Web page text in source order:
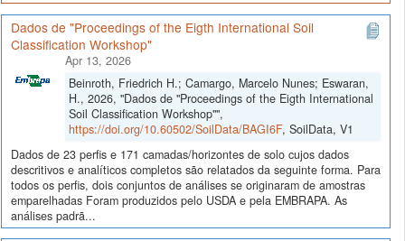
Dados de "Proceedings of the Eigth International Soil
Classification Workshop"
Apr 13, 2026
Beinroth, Friedrich H.; Camargo, Marcelo Nunes; Eswaran,
H., 2026, "Dados de "Proceedings of the Eigth International
Soil Classification Workshop"",
https://doi.org/10.60502/SoilData/BAGI6F, SoilData, V1
Dados de 23 perfis e 171 camadas/horizontes de solo cujos dados
descritivos e analíticos completos são relatados da seguinte forma. Para
todos os perfis, dois conjuntos de análises se originaram de amostras
emparelhadas Foram produzidos pelo USDA e pela EMBRAPA. As
análises padrã...